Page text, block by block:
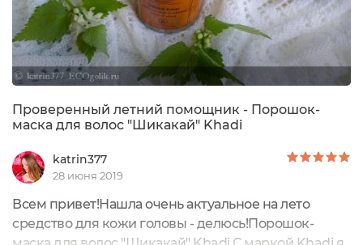
Проверенный летний помощник - Порошок-
маска для волос "Шикакай" Khadi
katrin377
28 июня 2019
Всем привет!Нашла очень актуальное на лето
средство для кожи головы - делюсь!Порошок-